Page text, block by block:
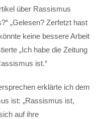
über Rassismus
„Gelesen? Zerfetzt hast
keine bessere Arbeit
„Ich habe die Zeitung
ist.“
erklärte ich dem
ist: „Rassismus ist,
auf ihre